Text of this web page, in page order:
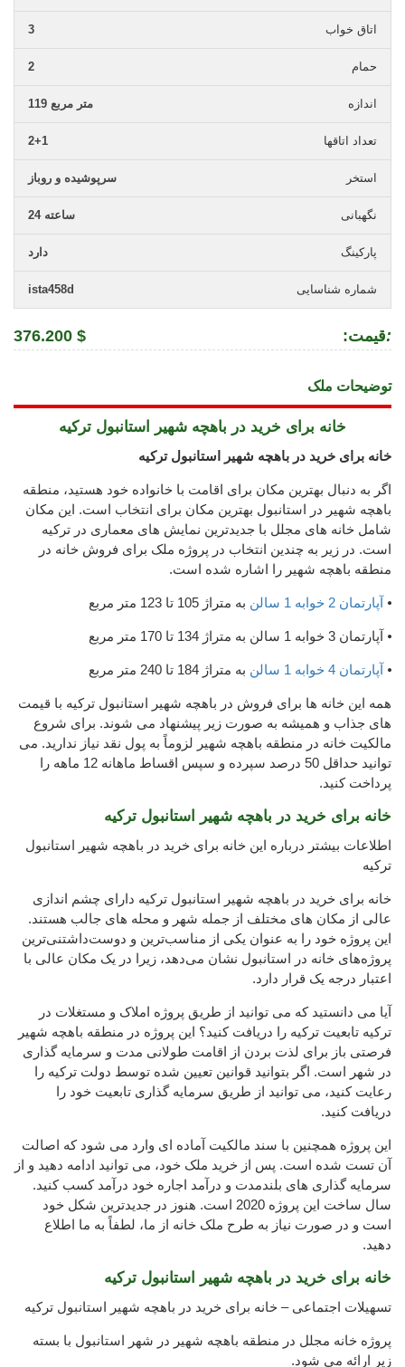
اتاق خواب 3
حمام 2
اندازه 119 متر مربع
تعداد اتاقها 2+1
استخر سرپوشیده و روباز
نگهبانی 24 ساعته
پارکینگ دارد
شماره شناسایی ista458d
:قیمت:
376.200 $
توضیحات ملک
خانه برای خرید در باهچه شهیر استانبول ترکیه
خانه برای خرید در باهچه شهیر استانبول ترکیه
اگر به دنبال بهترین مکان برای اقامت با خانواده خود هستید، منطقه
باهچه شهیر در استانبول بهترین مکان برای انتخاب است. این مکان
شامل خانه های مجلل با جدیدترین نمایش های معماری در ترکیه
است. در زیر به چندین انتخاب در پروژه ملک برای فروش خانه در
منطقه باهچه شهیر را اشاره شده است.
⦁ آپارتمان 2 خوابه 1 سالن به متراژ 105 تا 123 متر مربع
⦁ آپارتمان 3 خوابه 1 سالن به متراژ 134 تا 170 متر مربع
⦁ آپارتمان 4 خوابه 1 سالن به متراژ 184 تا 240 متر مربع
همه این خانه ها برای فروش در باهچه شهیر استانبول ترکیه با قیمت
های جذاب و همیشه به صورت زیر پیشنهاد می شوند. برای شروع
مالکیت خانه در منطقه باهچه شهیر لزوماً به پول نقد نیاز ندارید. می
توانید حداقل 50 درصد سپرده و سپس اقساط ماهانه 12 ماهه را
پرداخت کنید.
خانه برای خرید در باهچه شهیر استانبول ترکیه
اطلاعات بیشتر درباره این خانه برای خرید در باهچه شهیر استانبول
ترکیه
خانه برای خرید در باهچه شهیر استانبول ترکیه دارای چشم اندازی
عالی از مکان های مختلف از جمله شهر و محله های جالب هستند.
این پروژه خود را به عنوان یکی از مناسب‌ترین و دوست‌داشتنی‌ترین
پروژه‌های خانه در استانبول نشان می‌دهد، زیرا در یک مکان عالی با
اعتبار درجه یک قرار دارد.
آیا می دانستید که می توانید از طریق پروژه املاک و مستغلات در
ترکیه تابعیت ترکیه را دریافت کنید؟ این پروژه در منطقه باهچه شهیر
فرصتی باز برای لذت بردن از اقامت طولانی مدت و سرمایه گذاری
در شهر است. اگر بتوانید قوانین تعیین شده توسط دولت ترکیه را
رعایت کنید، می توانید از طریق سرمایه گذاری تابعیت خود را
دریافت کنید.
این پروژه همچنین با سند مالکیت آماده ای وارد می شود که اصالت
آن تست شده است. پس از خرید ملک خود، می توانید ادامه دهید و از
سرمایه گذاری های بلندمدت و درآمد اجاره خود درآمد کسب کنید.
سال ساخت این پروژه 2020 است. هنوز در جدیدترین شکل خود
است و در صورت نیاز به طرح ملک خانه از ما، لطفاً به ما اطلاع
دهید.
خانه برای خرید در باهچه شهیر استانبول ترکیه
تسهیلات اجتماعی – خانه برای خرید در باهچه شهیر استانبول ترکیه
پروژه خانه مجلل در منطقه باهچه شهیر در شهر استانبول با بسته
زیر ارائه می شود.